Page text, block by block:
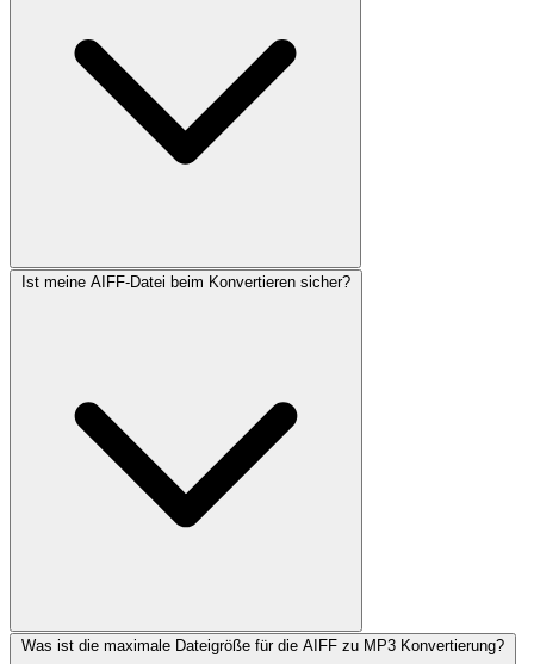
Ist meine AIFF-Datei beim Konvertieren sicher?
Was ist die maximale Dateigröße für die AIFF zu MP3 Konvertierung?